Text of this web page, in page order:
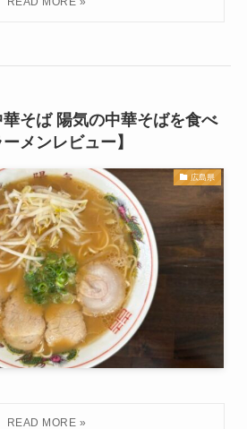
そば 陽気の中華そばを食べ
メンレビュー】
広島県